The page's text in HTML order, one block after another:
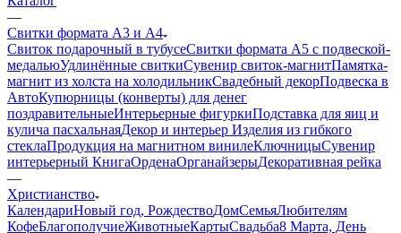
—
Свитки формата А3 и А4
Свиток подарочный в тубусеСвитки формата А5 с подвеской-
медальюУдлинённые свиткиСувенир свиток-магнитПамятка-
магнит из холста на холодильникСвадебный декорПодвеска в
АвтоКупюрницы (конверты) для денег
поздравительныеИнтерьерные фигуркиПодставка для яиц и
кулича пасхальнаяДекор и интерьер Изделия из гибкого
стеклаПродукция на магнитном винилеКлючницыСувенир
интерьерный КнигаОрденаОрганайзерыДекоративная рейка
—
Христианство
КалендариНовый год, РождествоДомСемьяЛюбителям
КофеБлагополучиеЖивотныеКартыСвадьба8 Марта, День